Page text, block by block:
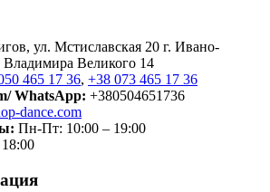
ул. Мстиславская 20 г. Ивано-
Владимира Великого 14
465 17 36, +38 073 465 17 36
WhatsApp: +380504651736
dance.com
Пн-Пт: 10:00 – 19:00